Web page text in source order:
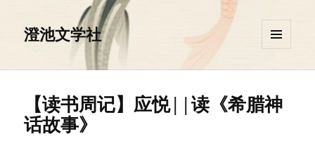
澄池文学社
挂件
【读书周记】应悦||读《希腊神
话故事》